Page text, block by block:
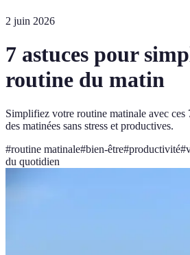
2 juin 2026
7 astuces pour
routine du matin
Simplifiez votre routine matinale avec ces
des matinées sans stress et productives.
#routine matinale#bien-être#productivité#
du quotidien